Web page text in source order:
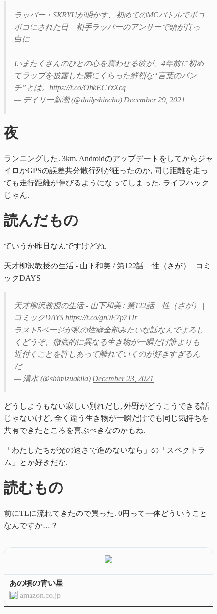
ラッパー・SKRYUが明かす、初めてのMCバトルでボコ
ボコにされた日 相手ラッパーのアンサーで頭が真っ
白に
いまたくさんのひとの心を震わせる彼が、4年前に初め
てラップを披露した際にくらった鮮烈な“言葉のパン
チ”とは。 https://t.co/OhkECYzXcq
— デイリー新潮 (@dailyshincho) December 29, 2021
夜
ランニングした. 3km. Androidのアップデートをしてからジャ
イロかGPSの誤差共分散行列が狂ったのか, 同じ距離を走っ
ても走行距離が伸びるようになってしまった. ライフハック
じゃん.
読んだもの
ていうか昨日なんですけどね.
天才柳沢教授の生活 - 山下和美 / 第122話 性（さが） | コミ
ックDAYS
天才柳沢教授の生活 - 山下和美 / 第122話 性（さが） |
コミックDAYS https://t.co/gn9E7p7TIr
ラスト5ページが私の性癖全部みたいな話なんでよろし
くどうぞ、徹底的に異なる生き物が一瞬だけ誰よりも
近付くことを許しあって離れていくのが好きすぎるん
だ
— 清水 (@shimizuakila) December 23, 2021
どうしようもない寂しい別れだし, 外野がどうこうできる話
じゃないけど, 全く違う生き物が一瞬だけでも同じ気持ちを
共有できたところを喜ぶべきなのかもね.
「わたしたちが光の速さで進めないなら」の「スペクトラ
ム」とか好きだな.
読むもの
前にTLに流れてきたので買った. 0円って一体どういうこと
なんですか…？
あの頃の青い星
amazon.co.jp